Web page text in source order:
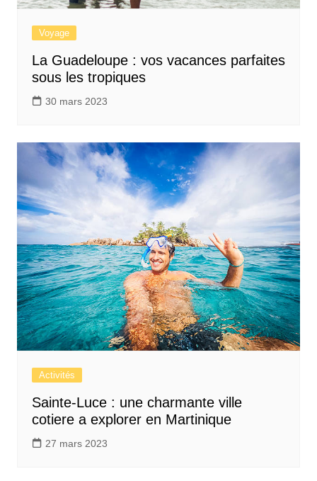
Voyage
La Guadeloupe : vos vacances parfaites
sous les tropiques
30 mars 2023
Activités
Sainte-Luce : une charmante ville
cotiere a explorer en Martinique
27 mars 2023